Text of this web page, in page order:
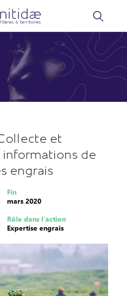
et
informations de
engrais
Fin
mars 2020
Rôle dans l'action
Expertise engrais